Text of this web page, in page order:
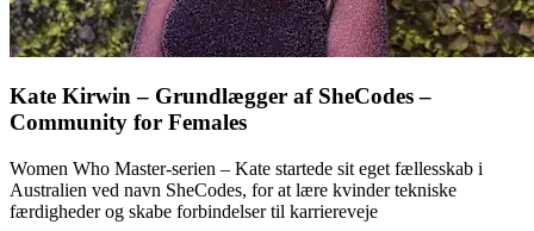
Kate Kirwin – Grundlægger af SheCodes –
Community for Females
Women Who Master-serien – Kate startede sit eget fællesskab i
Australien ved navn SheCodes, for at lære kvinder tekniske
færdigheder og skabe forbindelser til karriereveje